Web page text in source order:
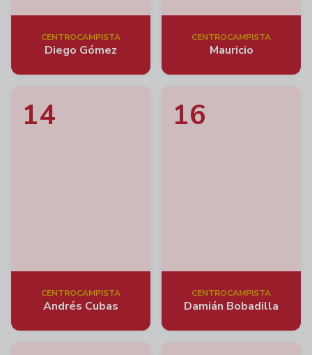
CENTROCAMPISTA
Diego Gómez
CENTROCAMPISTA
Mauricio
CENTROCAMPISTA
14
Andrés Cubas
CENTROCAMPISTA
16
Damián Bobadilla